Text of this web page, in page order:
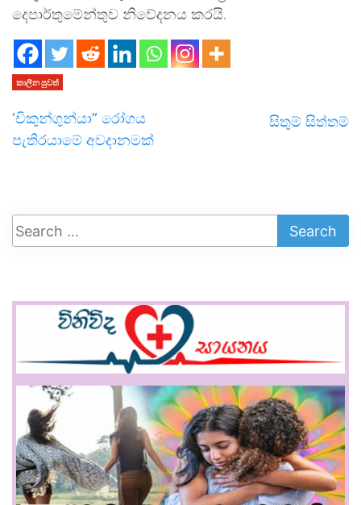
දෙපාර්තුමේන්තුව නිවේදනය කරයි.
කාලීන පුවත්
‘චිකුන්ගුන්යා” රෝගය
පැතිරයාමේ අවදානමක්
සිතුම් සිත්තම්